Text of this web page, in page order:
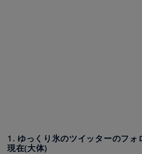
1. ゆっくり氷のツイッターのフォ
現在(大体)